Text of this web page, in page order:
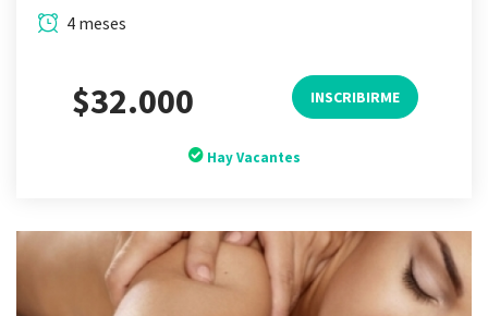
4 meses
$32.000 INSCRIBIRME
Hay Vacantes